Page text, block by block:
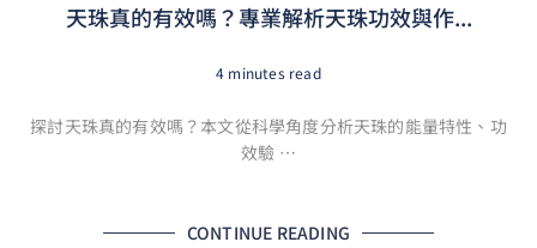
天珠真的有效嗎？專業解析天珠功效與作...
4 minutes read
探討天珠真的有效嗎？本文從科學角度分析天珠的能量特性、功
效驗 …
CONTINUE READING